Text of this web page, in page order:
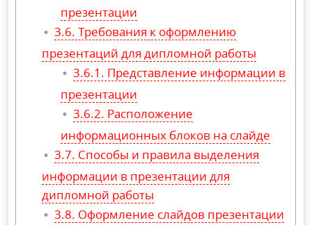
презентации
Требования к оформлению
презентаций для дипломной работы
Представление информации в
презентации
Расположение
информационных блоков на слайде
Способы и правила выделения
информации в презентации для
дипломной работы
Оформление слайдов презентации